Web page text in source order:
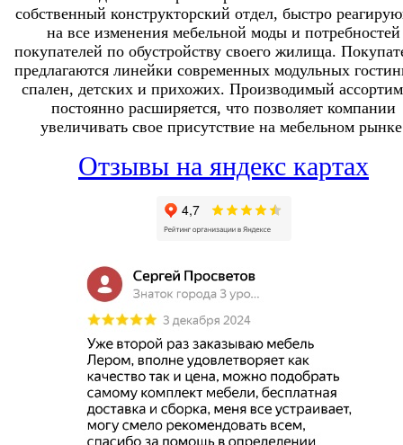
собственный конструкторский отдел, быстро
на все изменения мебельной моды и потребностей
покупателей по обустройству своего жилища.
предлагаются линейки современных модульных
спален, детских и прихожих. Производимый
постоянно расширяется, что позволяет компании
увеличивать свое присутствие на мебельном
Отзывы на яндекс картах